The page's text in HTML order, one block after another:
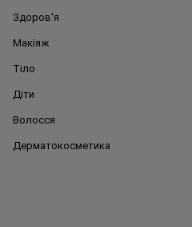
Здоров'я
Макіяж
Тіло
Діти
Волосся
Дерматокосметика